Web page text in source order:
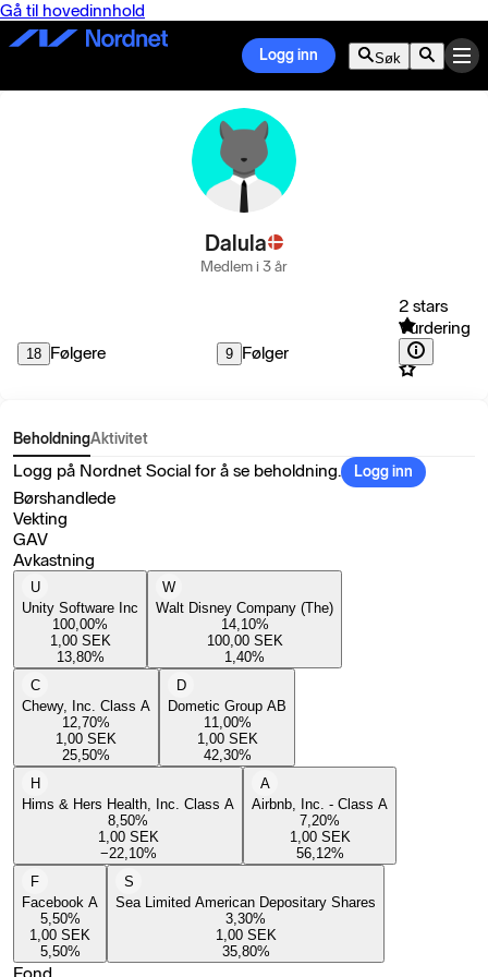
Gå til hovedinnhold
Logg inn Søk
Dalula
Medlem i 3 år
18 Følgere 9 Følger
2 stars
Vurdering
BeholdningAktivitet
Logg på Nordnet Social for å se beholdning. Logg inn
Børshandlede
Vekting
GAV
Avkastning
U
Unity Software Inc
100,00%
1,00 SEK
13,80%
W
Walt Disney Company (The)
14,10%
100,00 SEK
1,40%
C
Chewy, Inc. Class A
12,70%
1,00 SEK
25,50%
D
Dometic Group AB
11,00%
1,00 SEK
42,30%
H
Hims & Hers Health, Inc. Class A
8,50%
1,00 SEK
−22,10%
A
Airbnb, Inc. - Class A
7,20%
1,00 SEK
56,12%
F
Facebook A
5,50%
1,00 SEK
5,50%
S
Sea Limited American Depositary Shares
3,30%
1,00 SEK
35,80%